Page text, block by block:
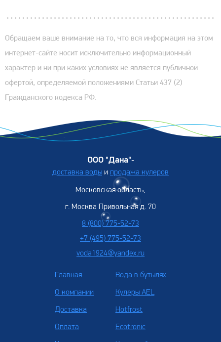
Обращаем ваше внимание на то, что вся информация на этом
интернет-сайте носит исключительно информационный
характер и ни при каких условиях не является публичной
офертой, определяемой положениями Статьи 437 (2)
Гражданского кодекса РФ.
ООО "Дана"-
доставка воды и продажа кулеров
Московская область,
г. Москва Привольная д. 70
8 (800) 775-52-73
+7 (495) 775-52-73
voda1924@yandex.ru
Главная
О компании
Доставка
Оплата
Вода в бутылях
Кулеры AEL
Hotfrost
Ecotronic